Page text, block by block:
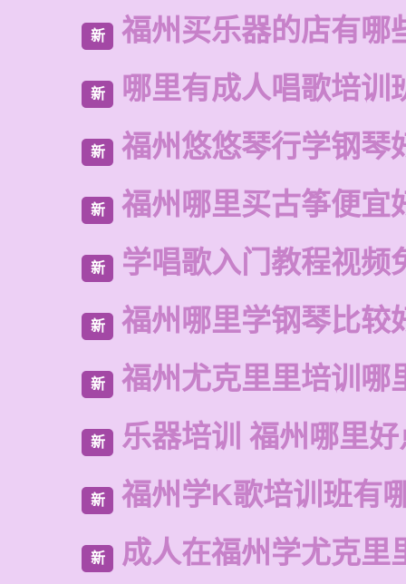
新 福州买乐器的店有哪
新 哪里有成人唱歌培训
新 福州悠悠琴行学钢琴
新 福州哪里买古筝便宜
新 学唱歌入门教程视频
新 福州哪里学钢琴比较
新 福州尤克里里培训哪
新 乐器培训 福州哪里
新 福州学K歌培训班有
新 成人在福州学尤克里